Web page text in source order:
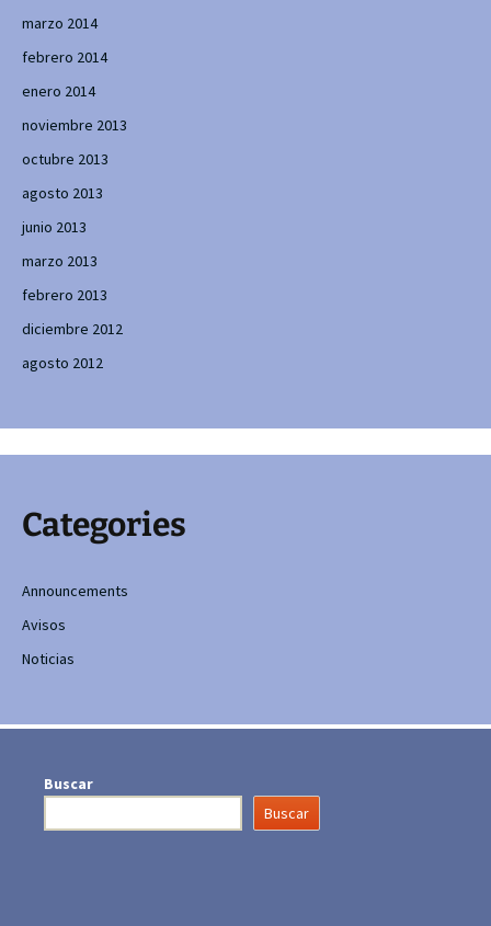
marzo 2014
febrero 2014
enero 2014
noviembre 2013
octubre 2013
agosto 2013
junio 2013
marzo 2013
febrero 2013
diciembre 2012
agosto 2012
Categories
Announcements
Avisos
Noticias
Buscar
Buscar